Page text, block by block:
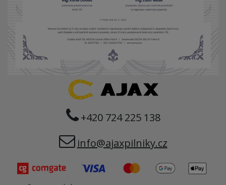
+420 724 225 138
info@ajaxpilniky.cz